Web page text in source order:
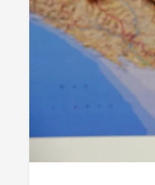
ans
d’histoire
Stefano